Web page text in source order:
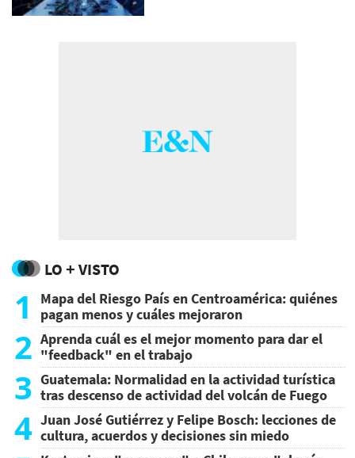
LO + VISTO
1
Mapa del Riesgo País en Centroamérica: quiénes
pagan menos y cuáles mejoraron
2 Aprenda cuál es el mejor momento para dar el
"feedback" en el trabajo
3 Guatemala: Normalidad en la actividad turística
tras descenso de actividad del volcán de Fuego
4 Juan José Gutiérrez y Felipe Bosch: lecciones de
cultura, acuerdos y decisiones sin miedo